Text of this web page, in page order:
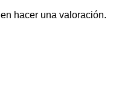
hacer una valoración.